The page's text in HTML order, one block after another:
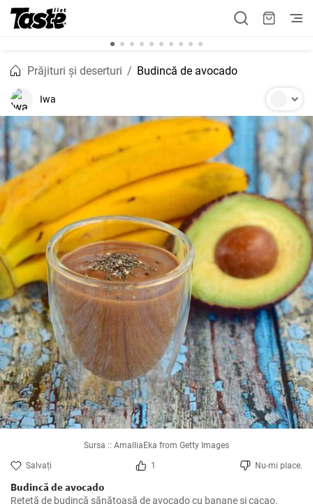
Prăjituri și deserturi Budincă de avocado
Iwa
Sursa :: AmalliaEka from Getty Images
Salvați 1 Nu-mi place.
Budincă de avocado
Rețetă de budincă sănătoasă de avocado cu banane și cacao.